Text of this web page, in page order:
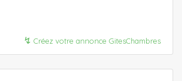
↯ Créez votre annonce GitesChambres